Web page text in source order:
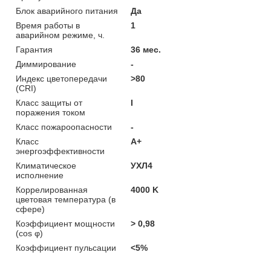
Блок аварийного питания
Да
Время работы в
аварийном режиме, ч.
1
Гарантия
36 мес.
Диммирование
-
Индекс цветопередачи
(CRI)
>80
Класс защиты от
поражения током
I
Класс пожароопасности
-
Класс
энергоэффективности
A+
Климатическое
исполнение
УХЛ4
Коррелированная
цветовая температура (в
сфере)
4000 K
Коэффициент мощности
(cos φ)
> 0,98
Коэффициент пульсации
<5%